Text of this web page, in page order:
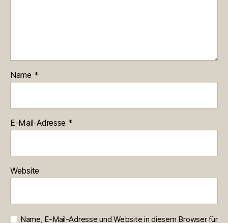
Name *
E-Mail-Adresse *
Website
Name, E-Mail-Adresse und Website in diesem Browser für